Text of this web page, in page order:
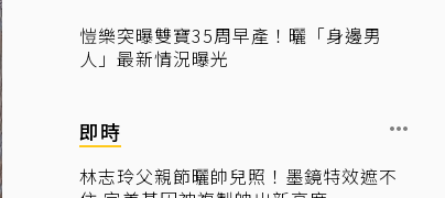
愷樂突曝雙寶35周早產！曬「身邊男
人」最新情況曝光
即時
林志玲父親節曬帥兒照！墨鏡特效遮不